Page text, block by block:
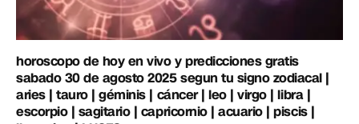
horoscopo de hoy en vivo y predicciones gratis
sabado 30 de agosto 2025 segun tu signo zodiacal |
aries | tauro | géminis | cáncer | leo | virgo | libra |
escorpio | sagitario | capricornio | acuario | piscis |